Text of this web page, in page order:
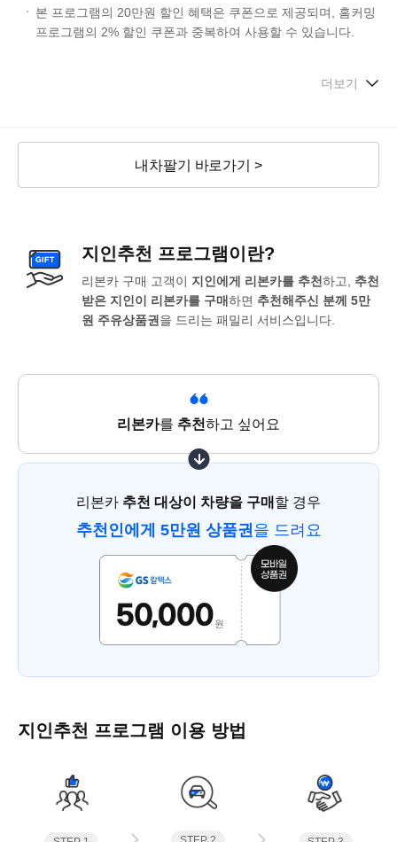
본 프로그램의 20만원 할인 혜택은 쿠폰으로 제공되며, 홈커밍
프로그램의 2% 할인 쿠폰과 중복하여 사용할 수 있습니다.
더보기
내차팔기 바로가기 >
지인추천 프로그램이란?
리본카 구매 고객이 지인에게 리본카를 추천하고, 추천
받은 지인이 리본카를 구매하면 추천해주신 분께 5만
원 주유상품권 을 드리는 패밀리 서비스입니다.
리본카를 추천하고 싶어요
리본카 추천 대상이 차량을 구매 할 경우
추천인에게 5만원 상품권 을 드려요
지인추천 프로그램 이용 방법